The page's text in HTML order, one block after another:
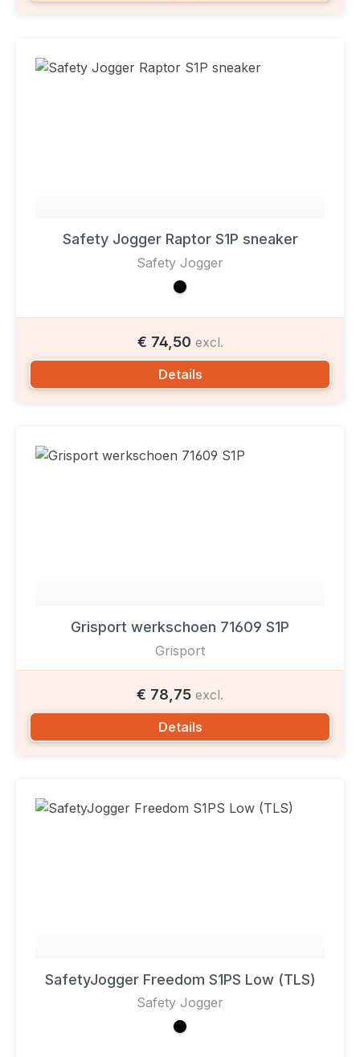
Safety Jogger Raptor S1P sneaker
Safety Jogger
€ 74,50 excl.
Details
Grisport werkschoen 71609 S1P
Grisport
€ 78,75 excl.
Details
SafetyJogger Freedom S1PS Low (TLS)
Safety Jogger